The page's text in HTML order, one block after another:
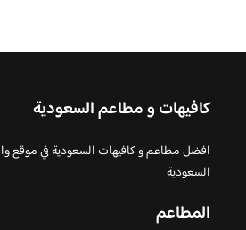
كافيهات و مطاعم السعودية
افضل مطاعم و كافيهات السعودية في موقع
السعودية
المطاعم